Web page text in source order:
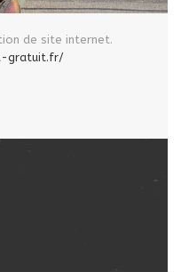
de site internet.
gratuit.fr/